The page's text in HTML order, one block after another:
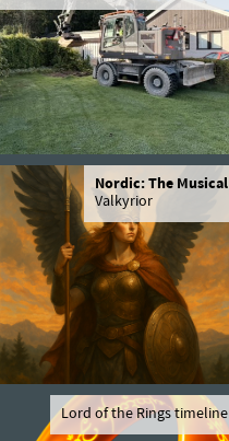
Nordic: The Musical
Valkyrior
Lord of the Rings timeline